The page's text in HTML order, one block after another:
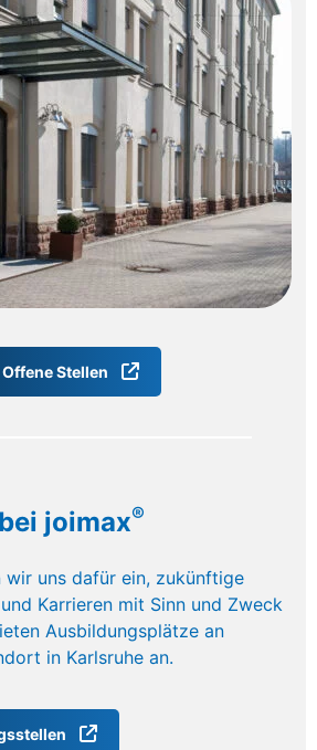
Offene Stellen
joimax®
wir uns dafür ein, zukünftige
Karrieren mit Sinn und Zweck
Ausbildungsplätze an
in Karlsruhe an.